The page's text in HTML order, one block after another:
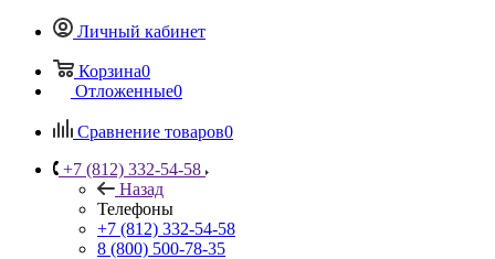
Личный кабинет
Корзина0
Отложенные0
Сравнение товаров0
+7 (812) 332-54-58
Назад
Телефоны
+7 (812) 332-54-58
8 (800) 500-78-35